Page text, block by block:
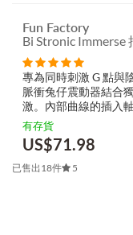
Fun Factory
Bi Stronic
專為同時刺激 G 點與
脈衝兔仔震動器結合
激。內部曲線的插入
臂則集中接觸陰蒂，
有存貨
US$71.98
已售出18件 5